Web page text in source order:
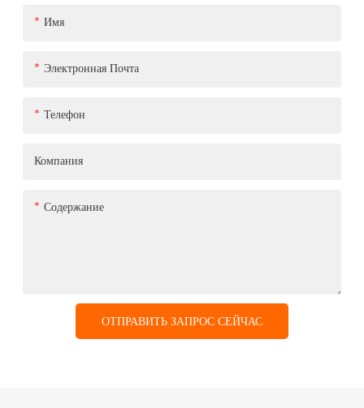
Имя
Электронная Почта
Телефон
Компания
Содержание
ОТПРАВИТЬ ЗАПРОС СЕЙЧАС